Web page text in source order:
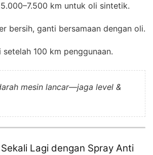
km untuk oli sintetik.
bersih, ganti bersamaan dengan oli.
100 km penggunaan.
mesin lancar—jaga level &
Lagi dengan Spray Anti